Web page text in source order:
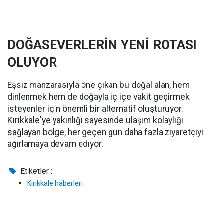
DOĞASEVERLERİN YENİ ROTASI
OLUYOR
Eşsiz manzarasıyla öne çıkan bu doğal alan, hem
dinlenmek hem de doğayla iç içe vakit geçirmek
isteyenler için önemli bir alternatif oluşturuyor.
Kırıkkale'ye yakınlığı sayesinde ulaşım kolaylığı
sağlayan bölge, her geçen gün daha fazla ziyaretçiyi
ağırlamaya devam ediyor.
Etiketler :
Kırıkkale haberleri